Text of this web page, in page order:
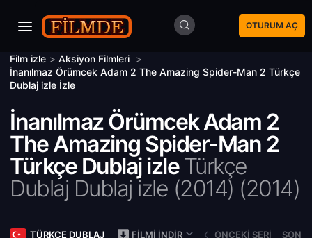
OTURUM AÇ
Film izle > Aksiyon Filmleri >
İnanılmaz Örümcek Adam 2 The Amazing Spider-Man 2 Türkçe
Dublaj izle İzle
İnanılmaz Örümcek Adam 2
The Amazing Spider-Man 2
Türkçe Dublaj izleTürkçe
Dublaj Dublaj izle (2014) (2014)
TÜRKÇE DUBLAJ FILMI İNDIR ÖNCEKI SERI